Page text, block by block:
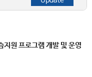
지원 프로그램 개발 및 운영